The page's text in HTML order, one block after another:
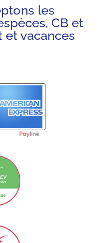
les
CB et
et vacances